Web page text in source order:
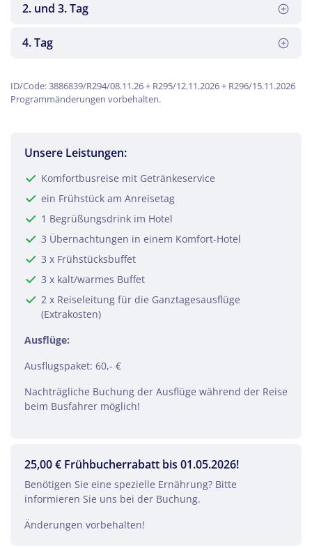
2. und 3. Tag
Reiseleitung das Reiseziel und die Umgebung
(Extrakosten). Alternativ können Sie auch einen
oder beide Tage selbst gestalten.
4. Tag
Das Frühstücksbuffet stärkt Sie für die Heimreise
nach erlebnisreichen Tagen.
ID/Code: 3886839/R294/08.11.26 + R295/12.11.2026 + R296/15.11.2026
Programmänderungen vorbehalten.
Unsere Leistungen:
Komfortbusreise mit Getränkeservice
ein Frühstück am Anreisetag
1 Begrüßungsdrink im Hotel
3 Übernachtungen in einem Komfort-Hotel
3 x Frühstücksbuffet
3 x kalt/warmes Buffet
2 x Reiseleitung für die Ganztagesausflüge
(Extrakosten)
Ausflüge:
Ausflugspaket: 60,- €
Nachträgliche Buchung der Ausflüge während der Reise
beim Busfahrer möglich!
25,00 € Frühbucherrabatt bis 01.05.2026!
Benötigen Sie eine spezielle Ernährung? Bitte
informieren Sie uns bei der Buchung.
Änderungen vorbehalten!